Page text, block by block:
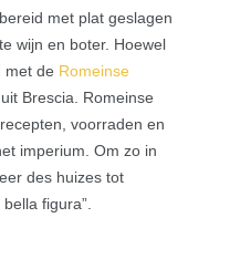
met plat geslagen
wijn en boter. Hoewel
met de Romeinse
Brescia. Romeinse
voorraden en
imperium. Om zo in
des huizes tot
figura”.